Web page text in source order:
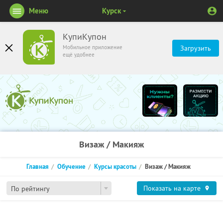
КупиКупон
Мобильное приложение
ещё удобнее
Загрузить
Меню Курск
Визаж / Макияж
По рейтингу
Главная Обучение Курсы красоты Визаж / Макияж
Показать на карте